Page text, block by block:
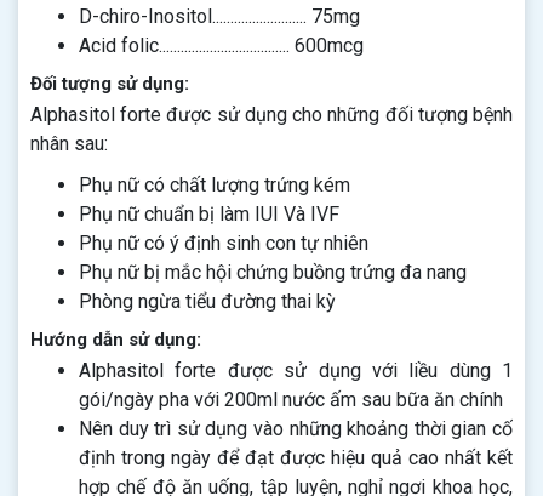
D-chiro-Inositol.......................... 75mg
Acid folic.................................... 600mcg
Đối tượng sử dụng:
Alphasitol forte được sử dụng cho những đối tượng bệnh
nhân sau:
Phụ nữ có chất lượng trứng kém
Phụ nữ chuẩn bị làm IUI Và IVF
Phụ nữ có ý định sinh con tự nhiên
Phụ nữ bị mắc hội chứng buồng trứng đa nang
Phòng ngừa tiểu đường thai kỳ
Hướng dẫn sử dụng:
Alphasitol forte được sử dụng với liều dùng 1
gói/ngày pha với 200ml nước ấm sau bữa ăn chính
Nên duy trì sử dụng vào những khoảng thời gian cố
định trong ngày để đạt được hiệu quả cao nhất kết
hợp chế độ ăn uống, tập luyện, nghỉ ngơi khoa học,